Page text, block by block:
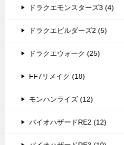
ドラクエモンスターズ3 (4)
ドラクエビルダーズ2 (5)
ドラクエウォーク (25)
FF7リメイク (18)
モンハンライズ (12)
バイオハザードRE2 (12)